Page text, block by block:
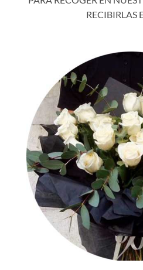
RECIBIRLAS